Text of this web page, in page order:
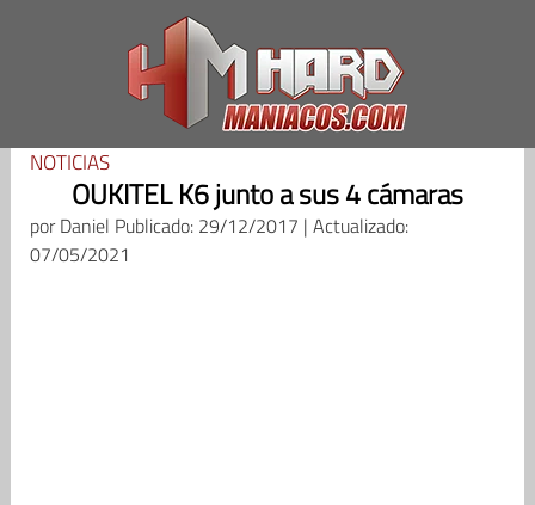
NOTICIAS
OUKITEL K6 junto a sus 4 cámaras
porDaniel Publicado: 29/12/2017 | Actualizado:
07/05/2021